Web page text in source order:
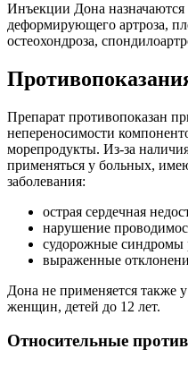
Инъекции Дона назначаются
деформирующего артроза,
остеохондроза,
Препарат противопоказан
непереносимости
морепродукты. Из-за
применяться у больных,
заболевания:
острая сердечная
нарушение
судорожные синдромы
выраженные
Дона не применяется также
женщин, детей до 12 лет.
Относительные